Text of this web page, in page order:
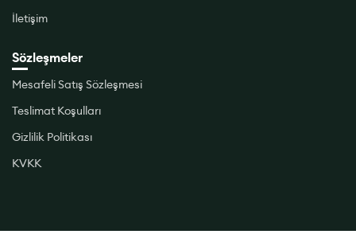
İletişim
Sözleşmeler
Mesafeli Satış Sözleşmesi
Teslimat Koşulları
Gizlilik Politikası
KVKK